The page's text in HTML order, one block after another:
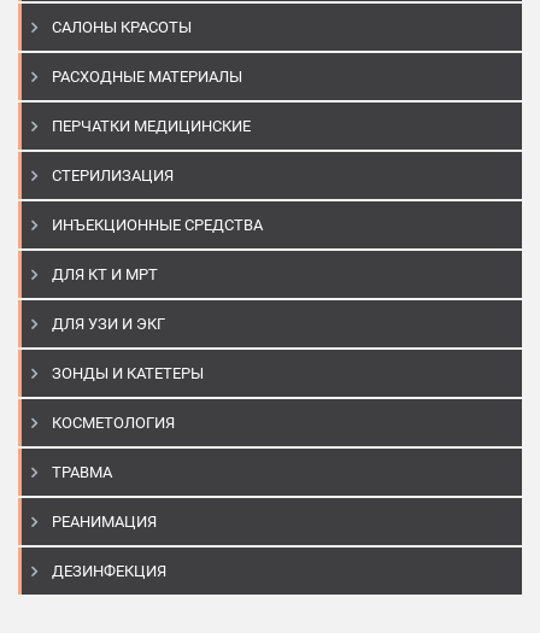
САЛОНЫ КРАСОТЫ
РАСХОДНЫЕ МАТЕРИАЛЫ
ПЕРЧАТКИ МЕДИЦИНСКИЕ
СТЕРИЛИЗАЦИЯ
ИНЪЕКЦИОННЫЕ СРЕДСТВА
ДЛЯ КТ И МРТ
ДЛЯ УЗИ И ЭКГ
ЗОНДЫ И КАТЕТЕРЫ
КОСМЕТОЛОГИЯ
ТРАВМА
РЕАНИМАЦИЯ
ДЕЗИНФЕКЦИЯ